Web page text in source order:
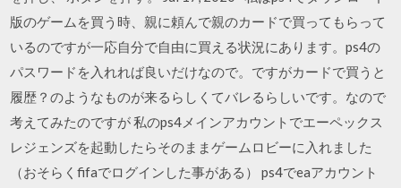
版のゲームを買う時、親に頼んで親のカードで買ってもらって
いるのですが一応自分で自由に買える状況にあります。ps4の
パスワードを入れれば良いだけなので。ですがカードで買うと
履歴？のようなものが来るらしくてバレるらしいです。なので
考えてみたのですが 私のps4メインアカウントでエーペックス
レジェンズを起動したらそのままゲームロビーに入れました
（おそらくfifaでログインした事がある） ps4でeaアカウント